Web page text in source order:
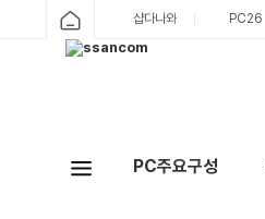
샵다나와 PC26
PC주요구성